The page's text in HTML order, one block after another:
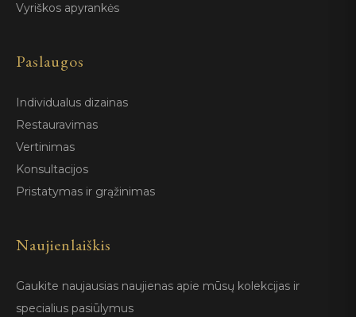
Vyriškos apyrankės
Paslaugos
Individualus dizainas
Restauravimas
Vertinimas
Konsultacijos
Pristatymas ir grąžinimas
Naujienlaiškis
Gaukite naujausias naujienas apie mūsų kolekcijas ir
specialius pasiūlymus